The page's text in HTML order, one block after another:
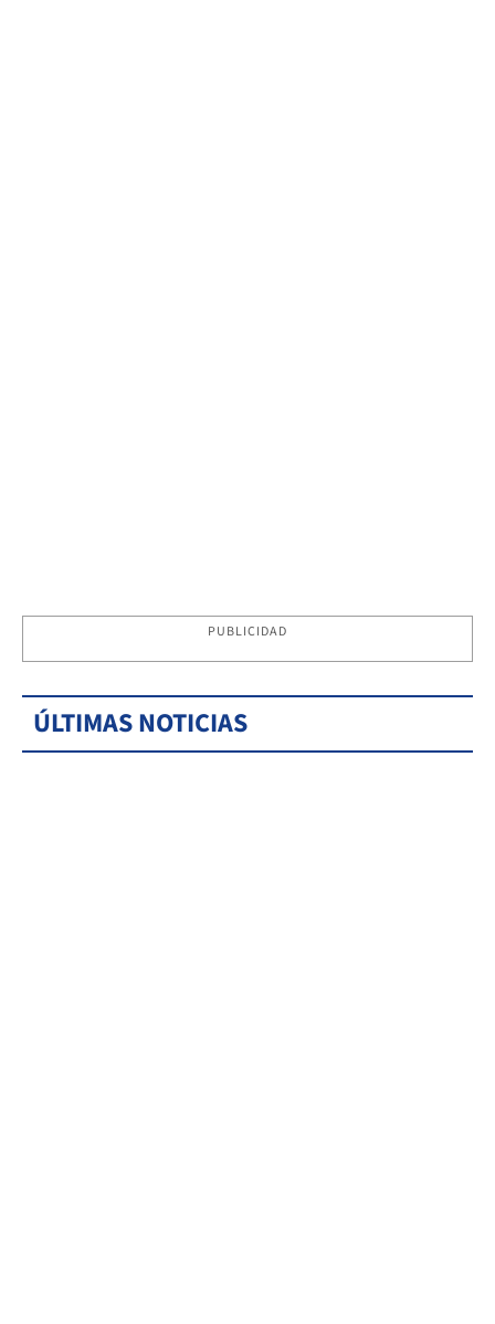
PUBLICIDAD
ÚLTIMAS NOTICIAS